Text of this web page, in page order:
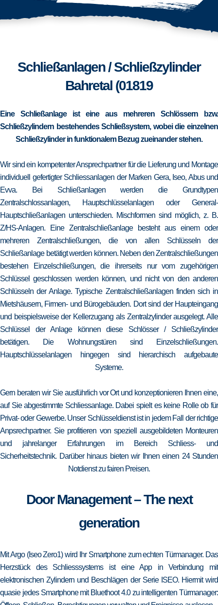
Schließanlagen / Schließzylinder
Bahretal (01819
Eine Schließanlage ist eine aus mehreren Schlössern bzw.
Schließzylindern bestehendes Schließsystem, wobei die einzelnen
Schließzylinder in funktionalem Bezug zueinander stehen.
Wir sind ein kompetenter Ansprechpartner für die Lieferung und Montage
individuell gefertigter Schliessanlagen der Marken Gera, Iseo, Abus und
Evva. Bei Schließanlagen werden die Grundtypen
Zentralschlossanlagen, Hauptschlüsselanlagen oder General-
Hauptschließanlagen unterschieden. Mischformen sind möglich, z. B.
Z/HS-Anlagen. Eine Zentralschließanlage besteht aus einem oder
mehreren Zentralschließungen, die von allen Schlüsseln der
Schließanlage betätigt werden können. Neben den Zentralschließungen
bestehen Einzelschließungen, die ihrerseits nur vom zugehörigen
Schlüssel geschlossen werden können, und nicht von den anderen
Schlüsseln der Anlage. Typische Zentralschließanlagen finden sich in
Mietshäusern, Firmen- und Bürogebäuden. Dort sind der Haupteingang
und beispielsweise der Kellerzugang als Zentralzylinder ausgelegt. Alle
Schlüssel der Anlage können diese Schlösser / Schließzylinder
betätigen. Die Wohnungstüren sind Einzelschließungen.
Hauptschlüsselanlagen hingegen sind hierarchisch aufgebaute
Systeme.
Gern beraten wir Sie ausführlich vor Ort und konzeptionieren Ihnen eine,
auf Sie abgestimmte Schliessanlage. Dabei spielt es keine Rolle ob für
Privat- oder Gewerbe. Unser Schlüsseldienst ist in jedem Fall der richtige
Anpsrechpartner. Sie profitieren von speziell ausgebildeten Monteuren
und jahrelanger Erfahrungen im Bereich Schliess- und
Sicherheitstechnik. Darüber hinaus bieten wir Ihnen einen 24 Stunden
Notdienst zu fairen Preisen.
Door Management – The next
generation
Mit Argo (Iseo Zero1) wird Ihr Smartphone zum echten Türmanager. Das
Herzstück des Schliesssystems ist eine App in Verbindung mit
elektronischen Zylindern und Beschlägen der Serie ISEO. Hiermit wird
quasie jedes Smartphone mit Bluethoot 4.0 zu intelligenten Türmanager: